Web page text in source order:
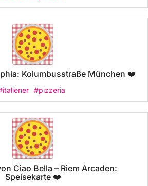
Kolumbusstraße München ❤️
#pizzeria
Ciao Bella – Riem Arcaden:
Speisekarte ❤️